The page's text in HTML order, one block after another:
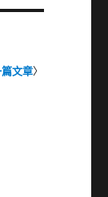
文章〉